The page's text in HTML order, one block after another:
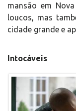
mansão em
loucos, mas
cidade grande e
Intocáveis